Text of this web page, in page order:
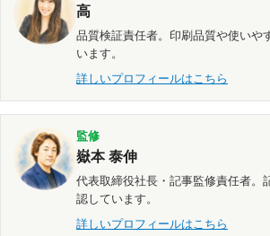
高
品質検証責任者。印刷品質や使いや
います。
詳しいプロフィールはこちら
監修
嶽本 泰伸
代表取締役社長・記事監修責任者。
認しています。
詳しいプロフィールはこちら